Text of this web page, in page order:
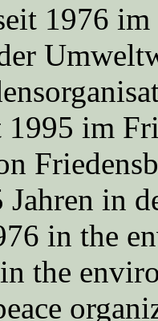
1976
im
Jahren in
in the
the